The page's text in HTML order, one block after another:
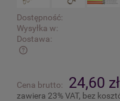
Dostępność:
Wysyłka w:
Dostawa:
Cena nie zawiera
Cena brutto: 24,60 zł
zawiera 23% VAT, bez